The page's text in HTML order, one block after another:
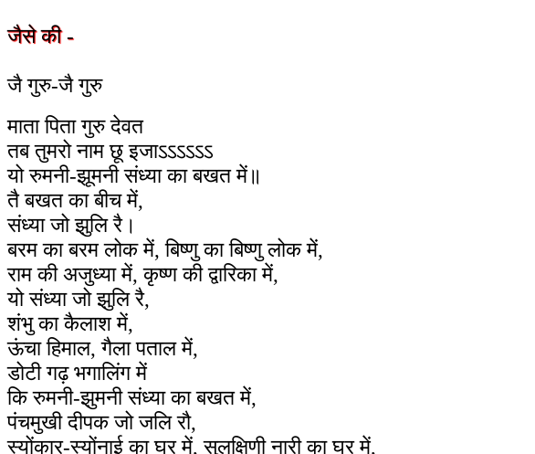
जैसे की -
जै गुरु-जै गुरु
माता पिता गुरु देवत
तब तुमरो नाम छू इजाऽऽऽऽऽऽ
यो रुमनी-झूमनी संध्या का बखत में॥
तै बखत का बीच में,
संध्या जो झुलि रै।
बरम का बरम लोक में, बिष्णु का बिष्णु लोक में,
राम की अजुध्या में, कृष्ण की द्वारिका में,
यो संध्या जो झुलि रै,
शंभु का कैलाश में,
ऊंचा हिमाल, गैला पताल में,
डोटी गढ़ भगालिंग में
कि रुमनी-झुमनी संध्या का बखत में,
पंचमुखी दीपक जो जलि रौ,
स्योंकार-स्योंनाई का घर में, सुलक्षिणी नारी का घर में,